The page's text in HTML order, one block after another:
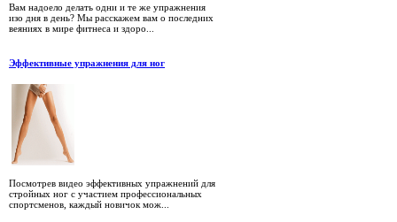
Вам надоело делать одни и те же упражнения
изо дня в день? Мы расскажем вам о последних
веяниях в мире фитнеса и здоро...
Эффективные упражнения для ног
Посмотрев видео эффективных упражнений для
стройных ног с участием профессиональных
спортсменов, каждый новичок мож...